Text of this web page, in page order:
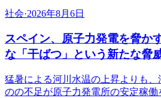
社会·2026年8月6日
スペイン、原子力発電を脅か
な「干ばつ」という新たな脅
猛暑による河川水温の上昇よりも
のの不足が原子力発電所の安定稼働